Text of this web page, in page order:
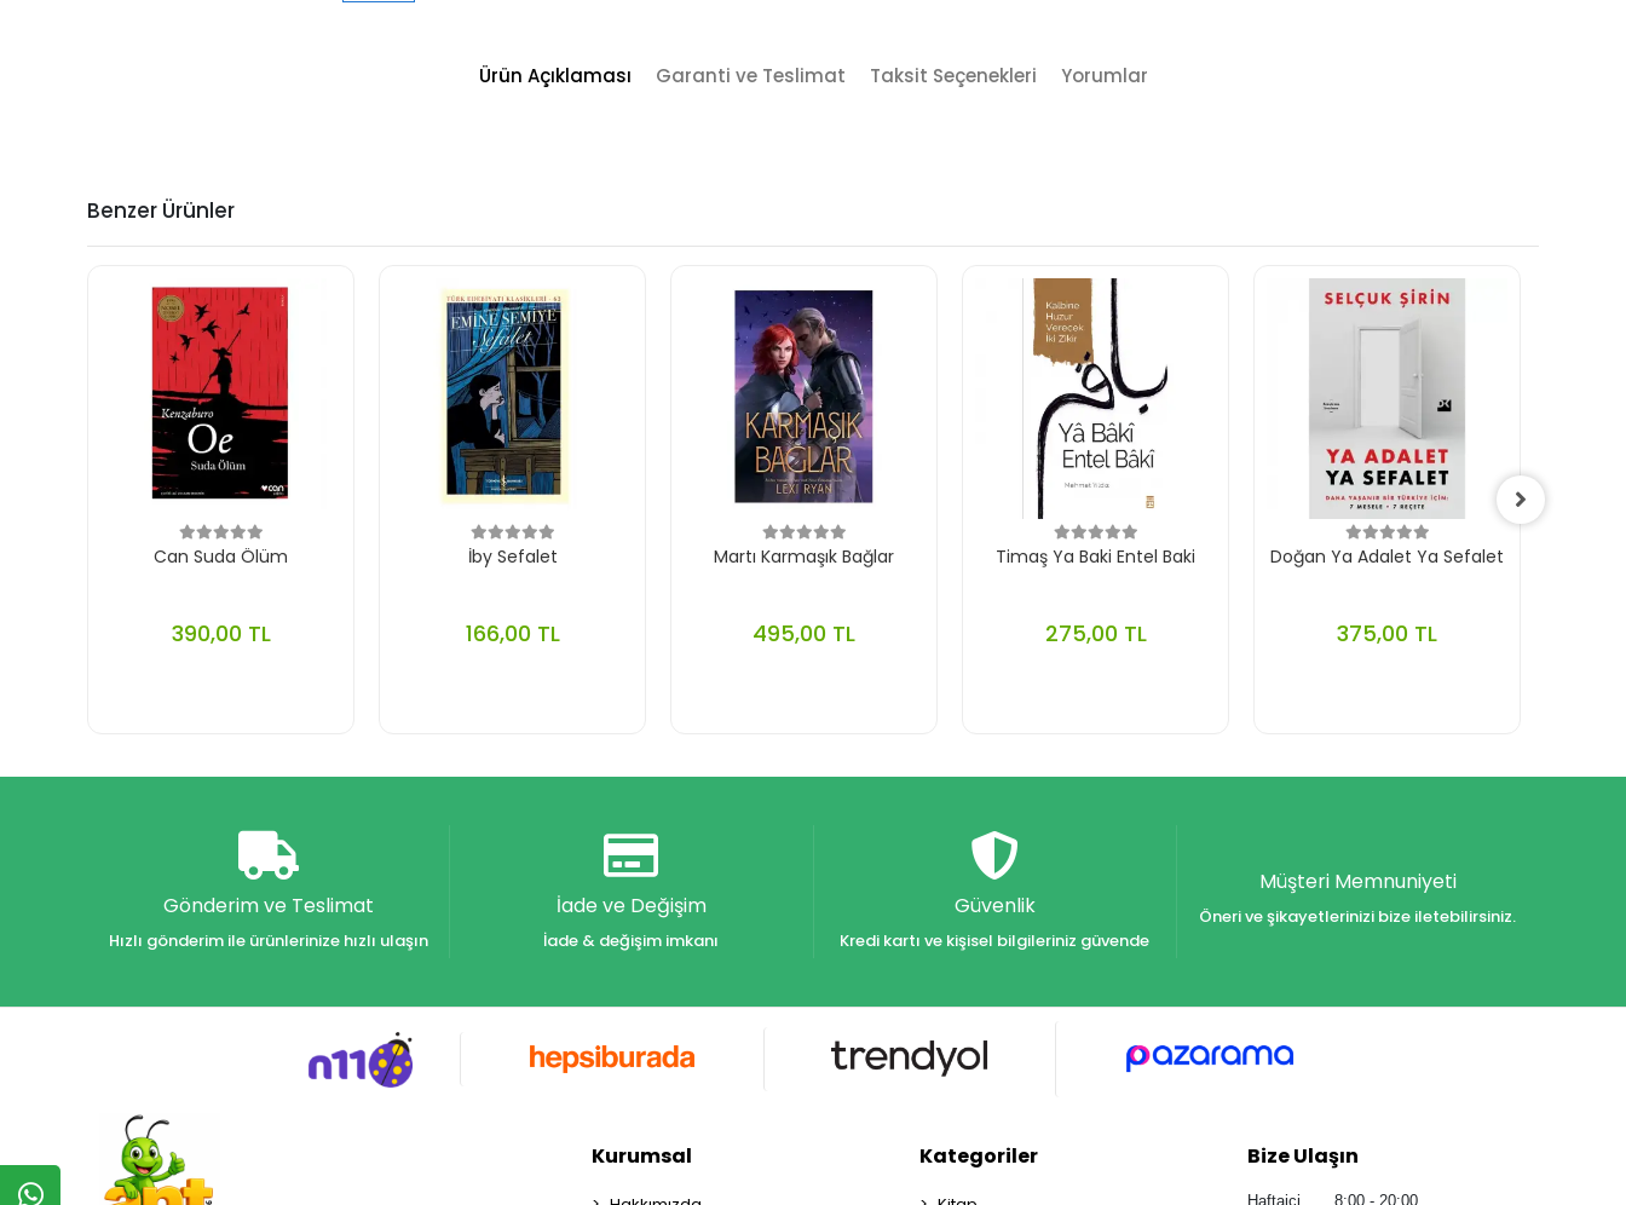
Ürün Açıklaması Garanti ve Teslimat Taksit Seçenekleri Yorumlar
Benzer Ürünler
Can Suda Ölüm
390,00 TL
İby Sefalet
166,00 TL
Martı Karmaşık Bağlar
495,00 TL
Timaş Ya Baki Entel Baki
275,00 TL
Doğan Ya Adalet Ya Sefalet
375,00 TL
Gönderim ve Teslimat
Hızlı gönderim ile ürünlerinize hızlı ulaşın
İade ve Değişim
İade & değişim imkanı
Güvenlik
Kredi kartı ve kişisel bilgileriniz güvende
Müşteri Memnuniyeti
Öneri ve şikayetlerinizi bize iletebilirsiniz.
Kurumsal Kategoriler Bize Ulaşın
Haftaiçi 8:00 - 20:00